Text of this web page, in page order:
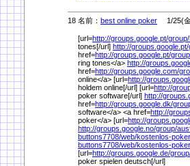
18 名前： best online poker 1/25(
[url=http://groups.google.pt/group/
tones[/url] http://groups.google.pt/
href=http://groups.google.pt/
ring tones</a> http://
href=http://groups.google.com/
online</a> [url=http://
holdem online[/url] [url=http://
poker software[/url] http://
href=http://groups.google.dk/
software</a> <a href=http://
poker</a> [url=http://
http://groups.google.no/group/
buttons7708/web/kostenlos-
buttons7708/web/kostenlos-
[url=http://groups.google.de/
poker spielen deutsch[/url]